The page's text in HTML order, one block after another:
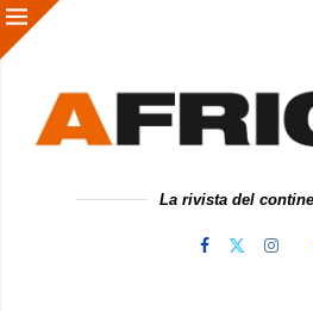
La rivista del